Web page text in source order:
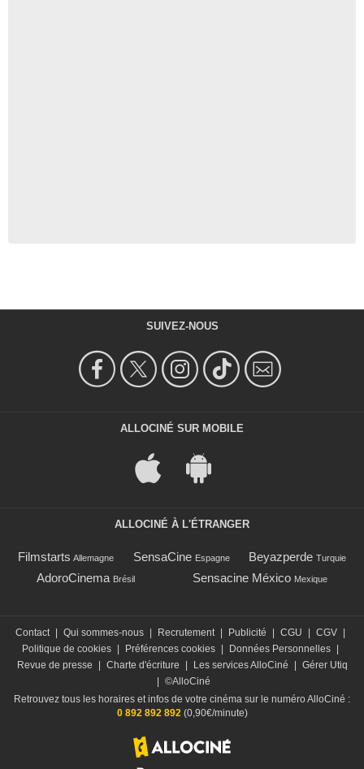
SUIVEZ-NOUS
ALLOCINÉ SUR MOBILE
ALLOCINÉ À L'ÉTRANGER
Filmstarts Allemagne SensaCine Espagne Beyazperde Turquie
AdoroCinema Brésil Sensacine México Mexique
Contact Qui sommes-nous Recrutement Publicité CGU CGV
Politique de cookies
Préférences cookies Données Personnelles
Revue de presse
Charte d'écriture Les services AlloCiné
Gérer Utiq
©AlloCiné
Retrouvez tous les horaires et infos de votre cinéma sur le numéro AlloCiné :
0 892 892 892(0,90€/minute)